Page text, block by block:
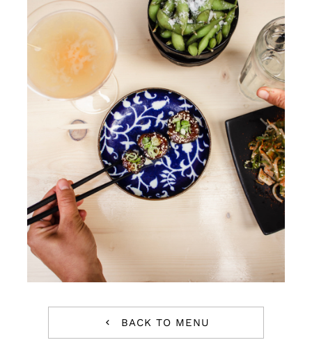
BACK TO MENU